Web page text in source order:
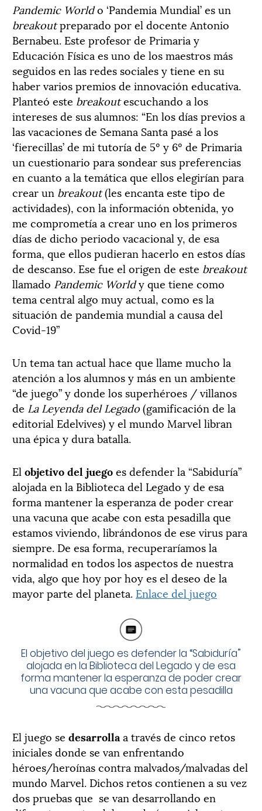
Pandemic Worldo ‘Pandemia Mundial’ es un
breakoutpreparado por el docente Antonio
Bernabeu. Este profesor de Primaria y
Educación Física es uno de los maestros más
seguidos en las redes sociales y tiene en su
haber varios premios de innovación educativa.
Planteó este breakoutescuchando a los
intereses de sus alumnos: “En los días previos a
las vacaciones de Semana Santa pasé a los
‘fierecillas’ de mi tutoría de 5º y 6º de Primaria
un cuestionario para sondear sus preferencias
en cuanto a la temática que ellos elegirían para
crear un breakout(les encanta este tipo de
actividades), con la información obtenida, yo
me comprometía a crear uno en los primeros
días de dicho periodo vacacional y, de esa
forma, que ellos pudieran hacerlo en estos días
de descanso. Ese fue el origen de este breakout
llamado Pandemic Worldy que tiene como
tema central algo muy actual, como es la
situación de pandemia mundial a causa del
Covid-19”
Un tema tan actual hace que llame mucho la
atención a los alumnos y más en un ambiente
“de juego” y donde los superhéroes / villanos
de La Leyenda del Legado(gamificación de la
editorial Edelvives) y el mundo Marvel libran
una épica y dura batalla.
El objetivo del juegoes defender la “Sabiduría”
alojada en la Biblioteca del Legado y de esa
forma mantener la esperanza de poder crear
una vacuna que acabe con esta pesadilla que
estamos viviendo, librándonos de ese virus para
siempre. De esa forma, recuperaríamos la
normalidad en todos los aspectos de nuestra
vida, algo que hoy por hoy es el deseo de la
mayor parte del planeta. Enlace del juego
El objetivo del juego es defender la “Sabiduría”
alojada en la Biblioteca del Legado y de esa
forma mantener la esperanza de poder crear
una vacuna que acabe con esta pesadilla
El juego se desarrolla a través de cinco retos
iniciales donde se van enfrentando
héroes/heroínas contra malvados/malvadas del
mundo Marvel. Dichos retos contienen a su vez
dos pruebas que se van desarrollando en